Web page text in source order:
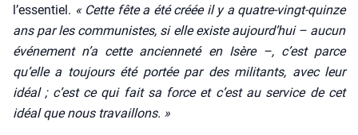
l’essentiel. « Cette fête a été créée il y a quatre-vingt-quinze
ans par les com­mu­nistes, si elle existe aujourd’hui – aucun
évé­ne­ment n’a cette ancien­ne­té en Isère –, c’est parce
qu’elle a tou­jours été por­tée par des mili­tants, avec leur
idéal ; c’est ce qui fait sa force et c’est au ser­vice de cet
idéal que nous tra­vaillons. »